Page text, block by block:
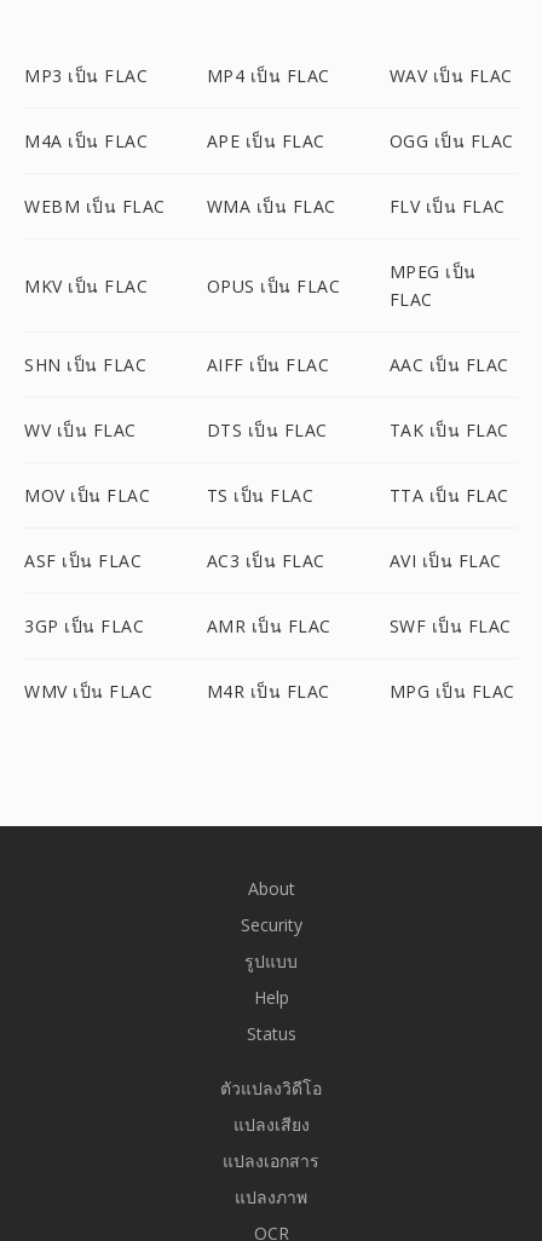
MP3 เป็น FLAC MP4 เป็น FLAC WAV เป็น FLAC
M4A เป็น FLAC APE เป็น FLAC OGG เป็น FLAC
WEBM เป็น FLAC WMA เป็น FLAC FLV เป็น FLAC
MKV เป็น FLAC OPUS เป็น FLAC
MPEG เป็น
FLAC
SHN เป็น FLAC AIFF เป็น FLAC AAC เป็น FLAC
WV เป็น FLAC DTS เป็น FLAC TAK เป็น FLAC
MOV เป็น FLAC TS เป็น FLAC TTA เป็น FLAC
ASF เป็น FLAC AC3 เป็น FLAC AVI เป็น FLAC
3GP เป็น FLAC AMR เป็น FLAC SWF เป็น FLAC
WMV เป็น FLAC M4R เป็น FLAC MPG เป็น FLAC
About
Security
รูปแบบ
Help
Status
ตัวแปลงวิดีโอ
แปลงเสียง
แปลงเอกสาร
แปลงภาพ
OCR